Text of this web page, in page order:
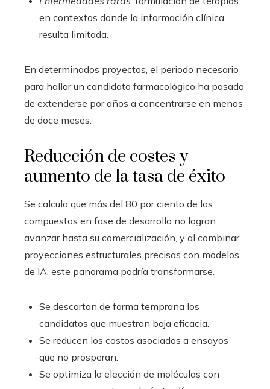
en contextos donde la información clínica
resulta limitada.
En determinados proyectos, el periodo necesario
para hallar un candidato farmacológico ha pasado
de extenderse por años a concentrarse en menos
de doce meses.
Reducción de costes y
aumento de la tasa de éxito
Se calcula que más del 80 por ciento de los
compuestos en fase de desarrollo no logran
avanzar hasta su comercialización, y al combinar
proyecciones estructurales precisas con modelos
de IA, este panorama podría transformarse.
Se descartan de forma temprana los
candidatos que muestran baja eficacia.
Se reducen los costos asociados a ensayos
que no prosperan.
Se optimiza la elección de moléculas con